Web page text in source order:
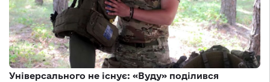
Універсального не існує: «Вуду» поділився